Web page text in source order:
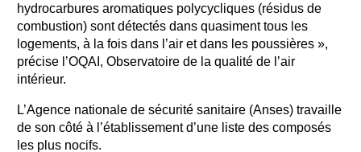
hydrocarbures aromatiques polycycliques (résidus de
combustion) sont détectés dans quasiment tous les
logements, à la fois dans l’air et dans les poussières »,
précise l’OQAI, Observatoire de la qualité de l’air
intérieur.
L’Agence nationale de sécurité sanitaire (Anses) travaille
de son côté à l’établissement d’une liste des composés
les plus nocifs.